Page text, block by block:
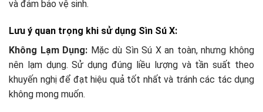
và đảm bảo vệ sinh.
Lưu ý quan trọng khi sử dụng Sìn Sú X:
Không Lạm Dụng: Mặc dù Sìn Sú X an toàn, nhưng không
nên lạm dụng. Sử dụng đúng liều lượng và tần suất theo
khuyến nghị để đạt hiệu quả tốt nhất và tránh các tác dụng
không mong muốn.